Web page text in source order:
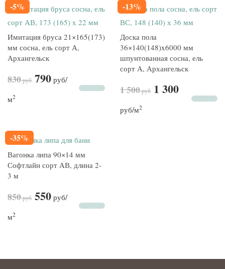
-5%
Имитация бруса 21×165(173)
мм сосна, ель сорт А,
Архангельск
830руб 790 руб/
м2
-13%
Доска пола
36×140(148)x6000 мм
шпунтованная сосна, ель
сорт А, Архангельск
1 500руб 1 300
руб/м2
-35%
Вагонка липа 90×14 мм
Софтлайн сорт АВ, длина 2-
3 м
850руб 550 руб/
м2